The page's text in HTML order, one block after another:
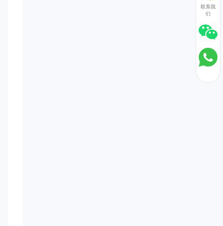
联系我
们